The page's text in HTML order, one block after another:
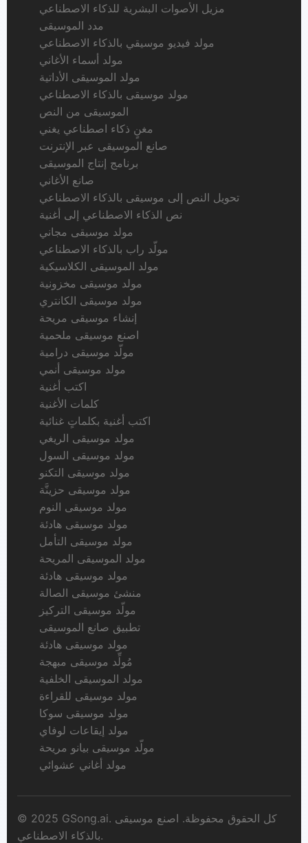
مزيل الأصوات البشرية للذكاء الاصطناعي
مدد الموسيقى
مولد فيديو موسيقي بالذكاء الاصطناعي
مولد أسماء الأغاني
مولد الموسيقى الأداتية
مولد موسيقى بالذكاء الاصطناعي
الموسيقى من النص
مغنٍ ذكاء اصطناعي يغني
صانع الموسيقى عبر الإنترنت
برنامج إنتاج الموسيقى
صانع الأغاني
تحويل النص إلى موسيقى بالذكاء الاصطناعي
نص الذكاء الاصطناعي إلى أغنية
مولد موسيقى مجاني
مولّد راب بالذكاء الاصطناعي
مولد الموسيقى الكلاسيكية
مولد موسيقى مخزونية
مولد موسيقى الكانتري
إنشاء موسيقى مريحة
اصنع موسيقى ملحمية
مولّد موسيقى درامية
مولد موسيقى أنمي
اكتب أغنية
كلمات الأغنية
اكتب أغنية بكلماتٍ غنائية
مولد موسيقى الريغي
مولد موسيقى السول
مولد موسيقى التكنو
مولد موسيقى حزينَّة
مولد موسيقى النوم
مولد موسيقى هادئة
مولد موسيقى التأمل
مولد الموسيقى المريحة
مولد موسيقى هادئة
منشئ موسيقى الصالة
مولّد موسيقى التركيز
تطبيق صانع الموسيقى
مولد موسيقى هادئة
مُولِّد موسيقى مبهجة
مولد الموسيقى الخلفية
مولد موسيقى للقراءة
مولد موسيقى سوكا
مولد إيقاعات لوفاي
مولّد موسيقى بيانو مريحة
مولد أغاني عشوائي
© 2025 GSong.ai. كل الحقوق محفوظة. اصنع موسيقى
بالذكاء الاصطناعي.